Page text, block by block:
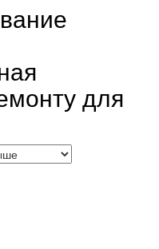
для